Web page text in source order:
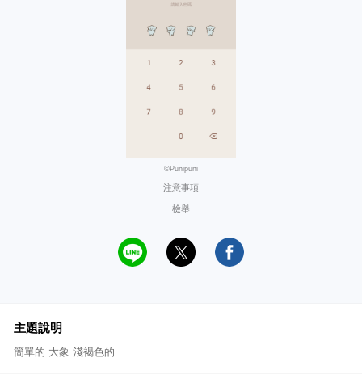
©Punipuni
注意事項
檢舉
主題說明
簡單的 大象 淺褐色的